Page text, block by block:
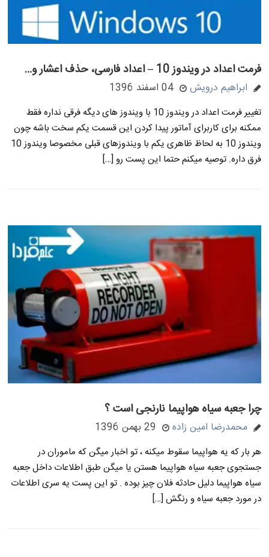
فرمت اعداد در ویندوز 10 – اعداد فارسی، حذف اعشار و…
ابراهیم درویش 04 اسفند 1396
تغییر فرمت اعداد در ویندوز 10 با ویندوز های دیگه فرقی نداره فقط
ممکنه برای کاربرای آماتور پیدا کردن این قسمت یکم سخت باشه چون
ویندوز 10 به لحاظ ظاهری یکم با ویندوزهای قبلی مخصوصا ویندوز 10
فرق داره. توصیه میکنم حتما این پست رو […]
چرا جعبه سیاه هواپیما نارنجی است ؟
محمدرضا امین زاده 29 بهمن 1396
هر بار که یه هواپیما سقوط میکنه ، تو اخبار میگن که ماموران در
جستجوی جعبه سیاه هواپیما هستن یا میگن طبق اطلاعات داخل جعبه
سیاه هواپیما دلیل حادثه فلان چیز بوده . تو این پست یه سری اطلاعات
در مورد جعبه سیاه و رنگش […]